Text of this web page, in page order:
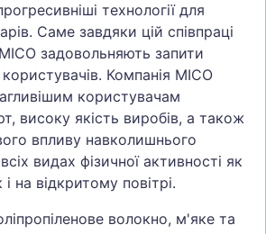
технології для
Саме завдяки цій співпраці
задовольняють запити
Компанія MICO
користувачам
високу якість виробів, а також
впливу навколишнього
видах фізичної активності як
на відкритому повітрі.
волокно, м'яке та